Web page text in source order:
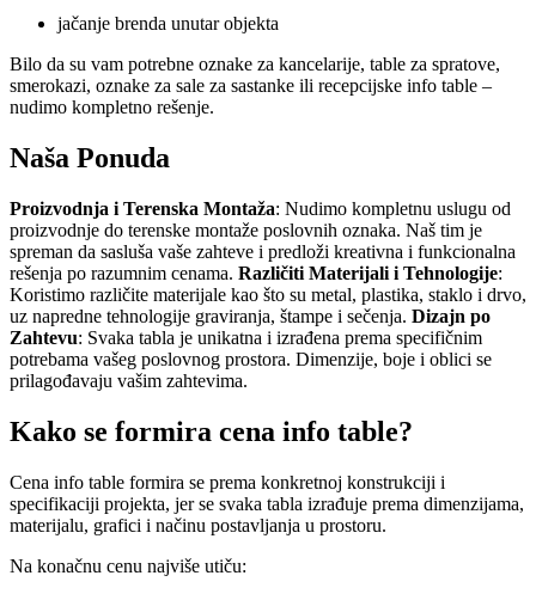
jačanje brenda unutar objekta
Bilo da su vam potrebne oznake za kancelarije, table za spratove,
smerokazi, oznake za sale za sastanke ili recepcijske info table –
nudimo kompletno rešenje.
Naša Ponuda
Proizvodnja i Terenska Montaža: Nudimo kompletnu uslugu od
proizvodnje do terenske montaže poslovnih oznaka. Naš tim je
spreman da sasluša vaše zahteve i predloži kreativna i funkcionalna
rešenja po razumnim cenama. Različiti Materijali i Tehnologije:
Koristimo različite materijale kao što su metal, plastika, staklo i drvo,
uz napredne tehnologije graviranja, štampe i sečenja. Dizajn po
Zahtevu: Svaka tabla je unikatna i izrađena prema specifičnim
potrebama vašeg poslovnog prostora. Dimenzije, boje i oblici se
prilagođavaju vašim zahtevima.
Kako se formira cena info table?
Cena info table formira se prema konkretnoj konstrukciji i
specifikaciji projekta, jer se svaka tabla izrađuje prema dimenzijama,
materijalu, grafici i načinu postavljanja u prostoru.
Na konačnu cenu najviše utiču: